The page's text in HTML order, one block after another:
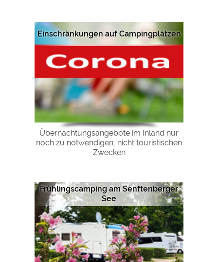
Einschränkungen auf Campingplätzen
Übernachtungsangebote im Inland nur
noch zu notwendigen, nicht touristischen
Zwecken
Frühlingscamping am Senftenberger
See
Die Cookieeinstellungen können jeder Zeit im Footer
über "COOKIES" geändert werden!